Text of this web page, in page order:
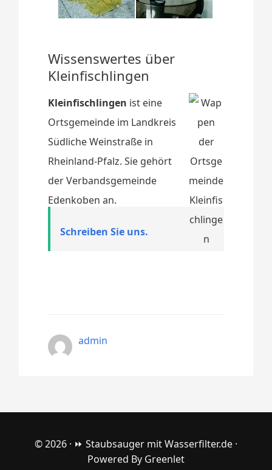
Wissenswertes über
Kleinfischlingen
Kleinfischlingen ist eine
Ortsgemeinde im Landkreis
Südliche Weinstraße in
Rheinland-Pfalz. Sie gehört
der Verbandsgemeinde
Edenkoben an.
Schreiben Sie uns.
admin
© 2026 · ⏩ Staubsauger mit Wasserfilter.de ·
Powered By Greenlet